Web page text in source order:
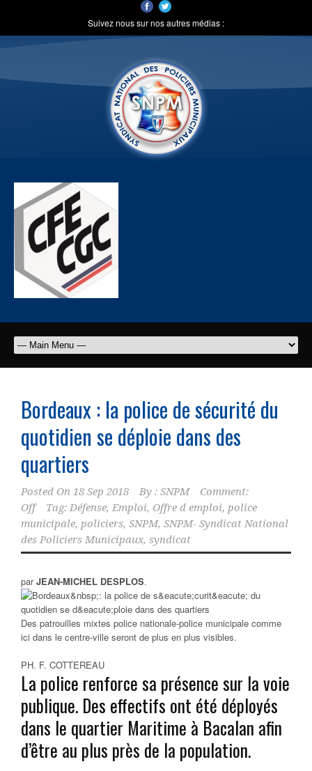
Suivez nous sur nos autres médias :
Bordeaux : la police de sécurité du
quotidien se déploie dans des
quartiers
Posted On 18 Sep 2018 By : SNPM
Comment:
Off
Tag: Défense, Emploi, Offre d emploi, police
municipale, policiers, SNPM, SNPM- Syndicat National
des Policiers Municipaux, syndicat
parJEAN-MICHEL DESPLOS.
Des patrouilles mixtes police nationale-police municipale comme
ici dans le centre-ville seront de plus en plus visibles.
PH. F. COTTEREAU
La police renforce sa présence sur la voie
publique. Des effectifs ont été déployés
dans le quartier Maritime à Bacalan afin
d’être au plus près de la population.